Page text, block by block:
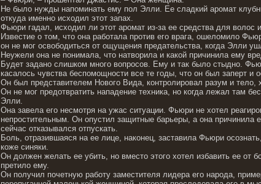
Не было нужды напоминать ему пол Элли. Ее сладкий аромат
откуда именно исходил этот запах.
Фьюри гадал, исходил ли этот аромат из-за ее средства для
Известие о том, что она работала против его врага, ошеломило
он не мог освободиться от ощущения предательства, когда Элли
Неужели она не понимала, что натворила и какой причинила ему
Будет задано слишком много вопросов. Ему и так было стыдно.
касалось чувства беспомощности все те годы, что он был заперт и
Он был представителем Нового Вида, контролировал разум и тело,
Он не мог предотвратить нападение техника, но когда лежал там
Элли.
Она завела его несмотря на ужас ситуации. Фьюри не хотел
непростительным. Он опустил защитные барьеры, а она причинила
сейчас отказывался отпускать.
Боль, отразившаяся на ее лице, наконец, заставила Фьюри
коже синяки.
Он должен желать ее убить, но вместо этого хотел избавить ее от
претило ему.
Он получил почетную работу заместителя лидера его народа,